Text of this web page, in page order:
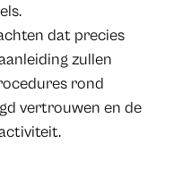
dat precies
zullen
rond
vertrouwen en de